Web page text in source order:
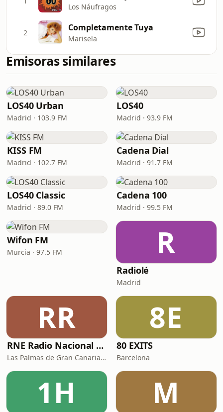
Los Náufragos
2 Completamente Tuya
Marisela
Emisoras similares
LOS40 Urban
Madrid · 103.9 FM
LOS40
Madrid · 93.9 FM
KISS FM
Madrid · 102.7 FM
Cadena Dial
Madrid · 91.7 FM
LOS40 Classic
Madrid · 89.0 FM
Cadena 100
Madrid · 99.5 FM
Wifon FM
Murcia · 97.5 FM R
Radiolé
Madrid
RR
RNE Radio Nacional - Canarias
Las Palmas de Gran Canaria · 92.8 FM
8E
80 EXITS
Barcelona
1H M